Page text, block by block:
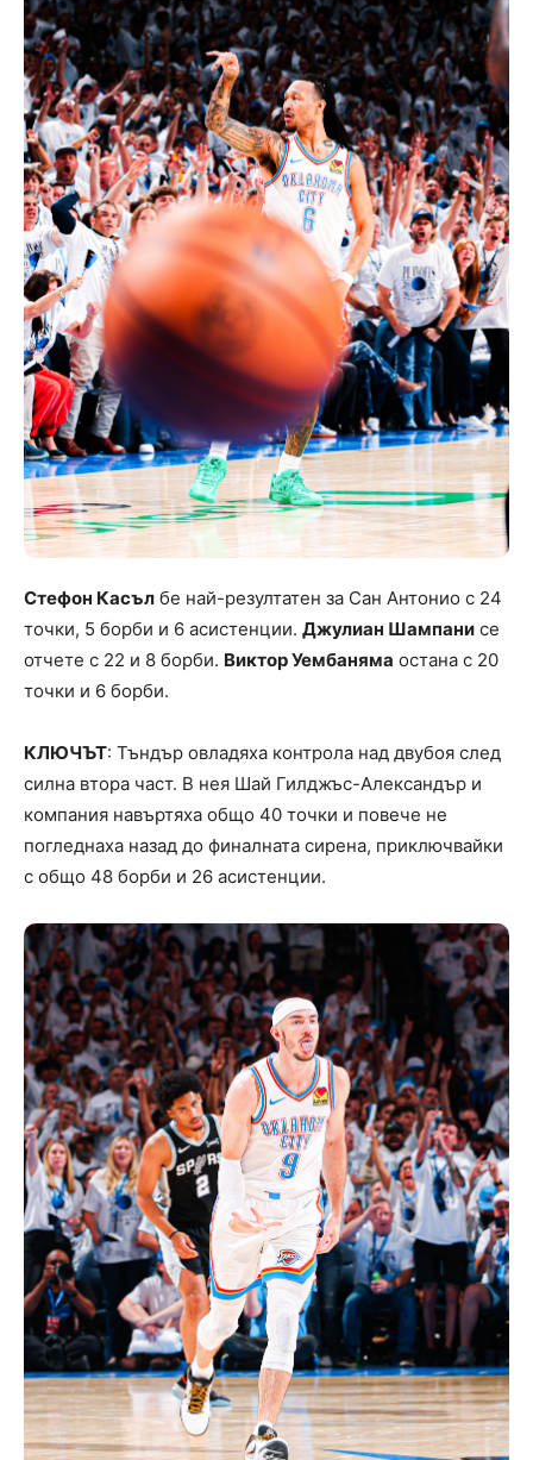
Стефон Касъл бе най-резултатен за Сан Антонио с 24
точки, 5 борби и 6 асистенции. Джулиан Шампани се
отчете с 22 и 8 борби. Виктор Уембаняма остана с 20
точки и 6 борби.
КЛЮЧЪТ: Тъндър овладяха контрола над двубоя след
силна втора част. В нея Шай Гилджъс-Александър и
компания навъртяха общо 40 точки и повече не
погледнаха назад до финалната сирена, приключвайки
с общо 48 борби и 26 асистенции.